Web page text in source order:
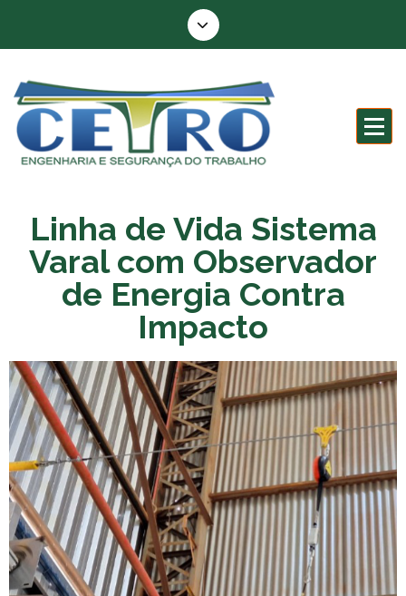
Linha de Vida Sistema
Varal com Observador
de Energia Contra
Impacto